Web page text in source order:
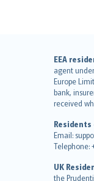
EEA
agent
Europe
bank,
received
Email:
UK
the
English
English
Deutsch
français
español
italiano
简体中
繁體中